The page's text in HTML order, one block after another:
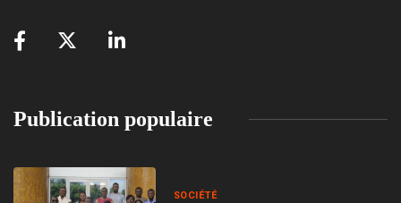
Publication populaire
SOCIÉTÉ